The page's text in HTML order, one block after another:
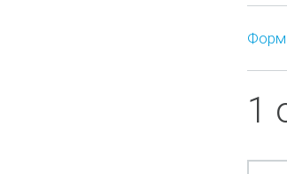
1